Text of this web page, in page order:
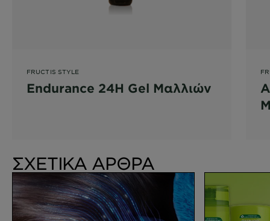
FRUCTIS STYLE
Endurance 24H Gel Μαλλιών
ΣΧΕΤΙΚΑ ΑΡΘΡΑ